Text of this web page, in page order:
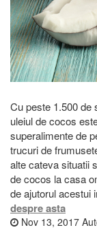
Cu peste 1.500 de
uleiul de cocos
superalimente de
trucuri de
alte cateva situatii
de cocos la casa
de ajutorul acestui
despre asta
Nov 13, 2017